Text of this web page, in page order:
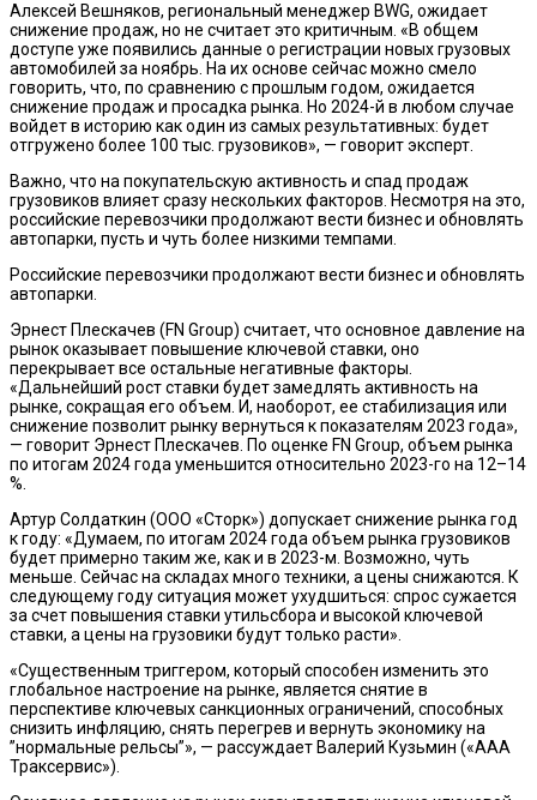
Алексей Вешняков, региональный менеджер BWG, ожидает
снижение продаж, но не считает это критичным. «В общем
доступе уже появились данные о регистрации новых грузовых
автомобилей за ноябрь. На их основе сейчас можно смело
говорить, что, по сравнению с прошлым годом, ожидается
снижение продаж и просадка рынка. Но 2024-й в любом случае
войдет в историю как один из самых результативных: будет
отгружено более 100 тыс. грузовиков», — говорит эксперт.
Важно, что на покупательскую активность и спад продаж
грузовиков влияет сразу нескольких факторов. Несмотря на это,
российские перевозчики продолжают вести бизнес и обновлять
автопарки, пусть и чуть более низкими темпами.
Российские перевозчики продолжают вести бизнес и обновлять
автопарки.
Эрнест Плескачев (FN Group) считает, что основное давление на
рынок оказывает повышение ключевой ставки, оно
перекрывает все остальные негативные факторы.
«Дальнейший рост ставки будет замедлять активность на
рынке, сокращая его объем. И, наоборот, ее стабилизация или
снижение позволит рынку вернуться к показателям 2023 года»,
— говорит Эрнест Плескачев. По оценке FN Group, объем рынка
по итогам 2024 года уменьшится относительно 2023-го на 12–14
%.
Артур Солдаткин (ООО «Сторк») допускает снижение рынка год
к году: «Думаем, по итогам 2024 года объем рынка грузовиков
будет примерно таким же, как и в 2023-м. Возможно, чуть
меньше. Сейчас на складах много техники, а цены снижаются. К
следующему году ситуация может ухудшиться: спрос сужается
за счет повышения ставки утильсбора и высокой ключевой
ставки, а цены на грузовики будут только расти».
«Существенным триггером, который способен изменить это
глобальное настроение на рынке, является снятие в
перспективе ключевых санкционных ограничений, способных
снизить инфляцию, снять перегрев и вернуть экономику на
”нормальные рельсы”», — рассуждает Валерий Кузьмин («ААА
Траксервис»).